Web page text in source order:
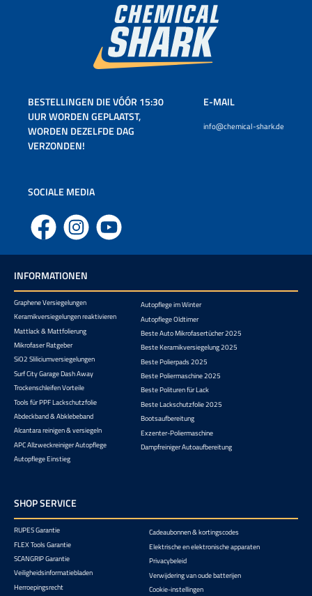
BESTELLINGEN DIE VÓÓR 15:30
UUR WORDEN GEPLAATST,
WORDEN DEZELFDE DAG
VERZONDEN!
E-MAIL
info@chemical-shark.de
SOCIALE MEDIA
Facebook Instagram YouTube
INFORMATIONEN
Graphene Versiegelungen
Keramikversiegelungen reaktivieren
Mattlack & Mattfolierung
Mikrofaser Ratgeber
SiO2 Sliliciumversiegelungen
Surf City Garage Dash Away
Trockenschleifen Vorteile
Tools für PPF Lackschutzfolie
Abdeckband & Abklebeband
Alcantara reinigen & versiegeln
APC Allzweckreiniger Autopflege
Autopflege Einstieg
Autopflege im Winter
Autopflege Oldtimer
Beste Auto Mikrofasertücher 2025
Beste Keramikversiegelung 2025
Beste Polierpads 2025
Beste Poliermaschine 2025
Beste Polituren für Lack
Beste Lackschutzfolie 2025
Bootsaufbereitung
Exzenter-Poliermaschine
Dampfreiniger Autoaufbereitung
SHOP SERVICE
RUPES Garantie
FLEX Tools Garantie
SCANGRIP Garantie
Veiligheidsinformatiebladen
Herroepingsrecht
Cadeaubonnen & kortingscodes
Elektrische en elektronische apparaten
Privacybeleid
Verwijdering van oude batterijen
Cookie-instellingen